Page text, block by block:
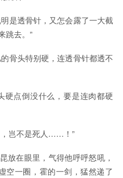
是透骨针，又怎会露了一大截
跳去。”
骨头特别硬，连透骨针都透不
硬点倒没什么，要是连肉都硬
，岂不是死人……！”
放在眼里，气得他呼呼怒吼，
空一圈，霍的一剑，猛然递了